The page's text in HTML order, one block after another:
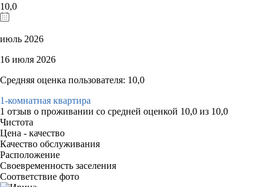
10,0
июль 2026
16 июля 2026
Средняя оценка пользователя: 10,0
1-комнатная квартира
1 отзыв о проживании со средней оценкой 10,0 из 10,0
Чистота
Цена - качество
Качество обслуживания
Расположение
Своевременность заселения
Соответствие фото